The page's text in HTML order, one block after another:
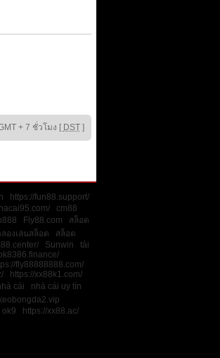
+ 7 ชั่วโมง [ DST]
https://fun88.support/
cm88
Fly88.com
สล็อต
องเล่นสล็อต
สล็อต
Sunwin
tải
fly88888888.com/
https://xx88k1.com/
cái
nhà cái uy tín
ok9
https://xx88.ac/